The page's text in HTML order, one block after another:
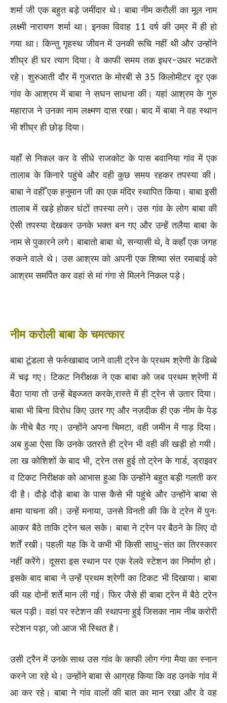
शर्मा जी एक बहुत बड़े जमींदार थे। बाबा नीम करौली का मूल नाम
लक्ष्मी नारायण शर्मा था। इनका विवाह 11 वर्ष की उम्र में ही हो
गया था। किन्तु गृहस्थ जीवन में उनकी रूचि नहीं थी और उन्होंने
शीघ्र ही घर त्याग दिया। वे काफी समय तक इधर-उधर भटकते
रहे। शुरुआती दौर में गुजरात के मोरबी से 35 किलोमीटर दूर एक
गांव के आश्रम में बाबा ने सघन साधना की। यहां आश्रम के गुरु
महाराज ने उनका नाम लक्ष्मण दास रखा। बाद में बाबा ने वह स्थान
भी शीघ्र ही छोड़ दिया।
यहाँ से निकल कर वे सीधे राजकोट के पास बवानिया गांव में एक
तालाब के किनारे पहुंचे और वही कुछ समय रहकर तपस्या की।
बाबा ने वहीँ एक हनुमान जी का एक मंदिर स्थापित किया। बाबा इसी
तालाब में खड़े होकर घंटों तपस्या लगे। उस गांव के लोग बाबा की
ऐसी तपस्या देखकर उनके भक्त बन गए और उन्हें तलैया बाबा के
नाम से पुकारने लगे। बाबातो बाबा थे, सन्यासी थे, वे कहाँ एक जगह
रुकने वाले थे। उस आश्रम को अपनी एक शिष्या संत रमाबाई को
आश्रम समर्पित कर वहां से मां गंगा से मिलने निकल पड़े।
नीम करोली बाबा के चमत्कार
बाबा टूंडला से फर्रुखाबाद जाने वाली ट्रेन के प्रथम श्रेणी के डिब्बे
में चढ़ गए। टिकट निरीक्षक ने एक बाबा को जब प्रथम श्रेणी में
बैठा पाया तो उन्हें बेइज्जत करके,रास्ते में ही ट्रेन से उतार दिया।
बाबा भी बिना विरोध किए उतर गए और नज़दीक ही एक नीम के पेड़
के नीचे बैठ गए। उन्होंने अपना चिमटा, वही जमीन में गाड़ दिया।
अब हुआ ऐसा कि उनके उतरते ही ट्रेन भी वही की खड़ी हो गयी।
ला ख कोशिशों के बाद भी, ट्रेन तस हुई तो ट्रेन के गार्ड, ड्राइवर
व टिकट निरीक्षक को आभास हुआ कि उन्होंने बहुत बड़ी गलती कर
दी है। दौड़े दौड़े बाबा के पास कैसे भी पहुंचे और उन्होंने बाबा से
क्षमा याचना की। उन्हें मनाया, उनसे विनती की कि वे ट्रेन में पुनः
आकर बैठे ताकि ट्रेन चल सके। बाबा ने ट्रेन पर बैठने के लिए दो
शर्तें रखी। पहली यह कि वे कभी भी किसी साधु-संत का तिरस्कार
नहीं करेंगे। दूसरा इस स्थान पर एक रेलवे स्टेशन का निर्माण हो।
इसके बाद बाबा ने उन्हें प्रथम श्रेणी का टिकट भी दिखाया। बाबा
की यह दोनों शर्ते मान ली गई। फिर जैसे ही बाबा ट्रेन में बैठे ट्रेन
चल पड़ी। वहां पर स्टेशन की स्थापना हुई जिसका नाम नीब करोरी
स्टेशन पड़ा, जो आज भी स्थित है।
उसी ट्रैन में उनके साथ उस गांव के काफी लोग गंगा मैया का स्नान
करने जा रहे थे। उन्होंने बाबा से आग्रह किया कि वह उनके गांव में
आ कर रहे। बाबा ने गांव वालों की बात का मान रखा और वे वह